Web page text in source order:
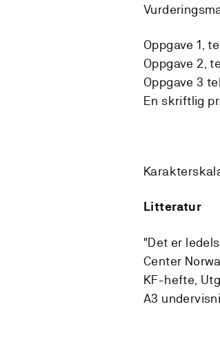
Oppgave 1,
Oppgave 2,
Oppgave 3
En skriftlig
Litteratur
"Det er
Center
KF-hefte,
A3